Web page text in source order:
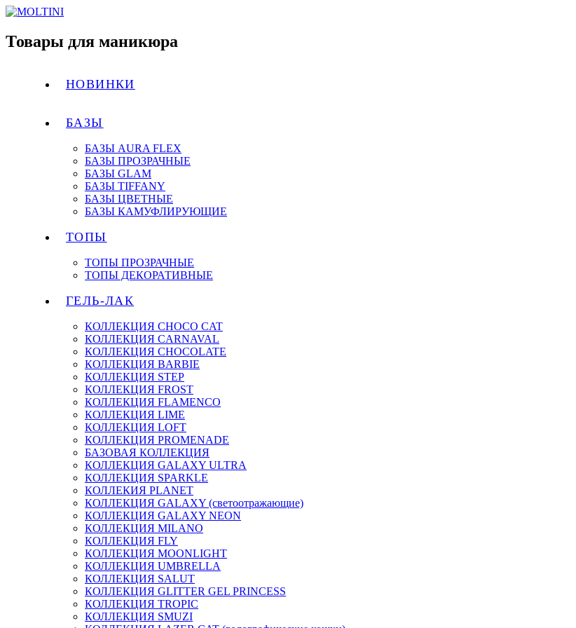
Товары для маникюра
НОВИНКИ
БАЗЫ
БАЗЫ AURA FLEX
БАЗЫ ПРОЗРАЧНЫЕ
БАЗЫ GLAM
БАЗЫ TIFFANY
БАЗЫ ЦВЕТНЫЕ
БАЗЫ КАМУФЛИРУЮЩИЕ
ТОПЫ
ТОПЫ ПРОЗРАЧНЫЕ
ТОПЫ ДЕКОРАТИВНЫЕ
ГЕЛЬ-ЛАК
КОЛЛЕКЦИЯ CHOCO CAT
КОЛЛЕКЦИЯ CARNAVAL
КОЛЛЕКЦИЯ CHOCOLATE
КОЛЛЕКЦИЯ BARBIE
КОЛЛЕКЦИЯ STEP
КОЛЛЕКЦИЯ FROST
КОЛЛЕКЦИЯ FLAMENCO
КОЛЛЕКЦИЯ LIME
КОЛЛЕКЦИЯ LOFT
КОЛЛЕКЦИЯ PROMENADE
БАЗОВАЯ КОЛЛЕКЦИЯ
КОЛЛЕКЦИЯ GALAXY ULTRA
КОЛЛЕКЦИЯ SPARKLE
КОЛЛЕКИЯ PLANET
КОЛЛЕКЦИЯ GALAXY (светоотражающие)
КОЛЛЕКЦИЯ GALAXY NEON
КОЛЛЕКЦИЯ MILANO
КОЛЛЕКЦИЯ FLY
КОЛЛЕКЦИЯ MOONLIGHT
КОЛЛЕКЦИЯ UMBRELLA
КОЛЛЕКЦИЯ SALUT
КОЛЛЕКЦИЯ GLITTER GEL PRINCESS
КОЛЛЕКЦИЯ TROPIC
КОЛЛЕКЦИЯ SMUZI